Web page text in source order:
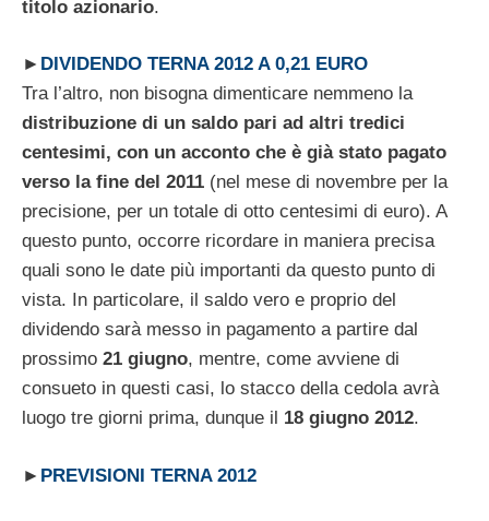
titolo azionario.
► DIVIDENDO TERNA 2012 A 0,21 EURO
Tra l’altro, non bisogna dimenticare nemmeno la
distribuzione di un saldo pari ad altri tredici
centesimi, con un acconto che è già stato pagato
verso la fine del 2011 (nel mese di novembre per la
precisione, per un totale di otto centesimi di euro). A
questo punto, occorre ricordare in maniera precisa
quali sono le date più importanti da questo punto di
vista. In particolare, il saldo vero e proprio del
dividendo sarà messo in pagamento a partire dal
prossimo 21 giugno, mentre, come avviene di
consueto in questi casi, lo stacco della cedola avrà
luogo tre giorni prima, dunque il 18 giugno 2012.
► PREVISIONI TERNA 2012